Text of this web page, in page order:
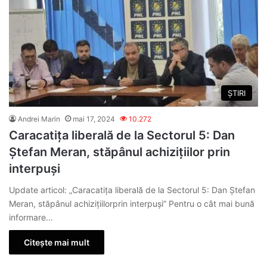
ȘTIRI
Andrei Marin mai 17, 2024 10.272
Caracatița liberală de la Sectorul 5: Dan
Ștefan Meran, stăpânul achizițiilor prin
interpuși
Update articol: „Caracatița liberală de la Sectorul 5: Dan Ștefan
Meran, stăpânul achizițiilorprin interpuși” Pentru o cât mai bună
informare…
Citește mai mult